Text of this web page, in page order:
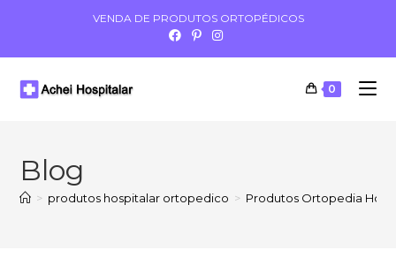
VENDA DE PRODUTOS ORTOPÉDICOS
0
Blog
> produtos hospitalar ortopedico > Produtos Ortopedia